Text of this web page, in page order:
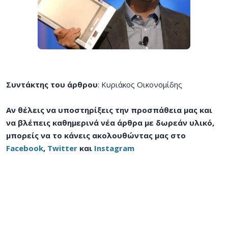
Συντάκτης του άρθρου: Κυριάκος Οικονομίδης
Αν θέλεις να υποστηρίξεις την προσπάθεια μας και
να βλέπεις καθημερινά νέα άρθρα με δωρεάν υλικό,
μπορείς να το κάνεις ακολουθώντας μας στο
Facebook, Twitter και Instagram